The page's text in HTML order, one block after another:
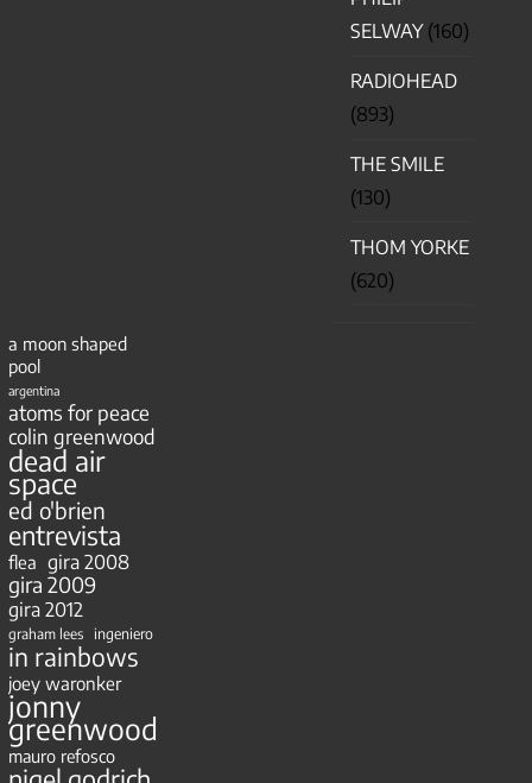
SELWAY(160)
RADIOHEAD
(893)
THE SMILE
(130)
THOM YORKE
(620)
a moon shaped
pool
argentina
atoms for peace
colin greenwood
dead air
space
ed o'brien
entrevista
flea gira 2008
gira 2009
gira 2012
graham lees ingeniero
in rainbows
joey waronker
jonny
greenwood
mauro refosco